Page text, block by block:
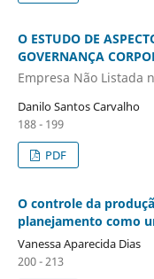
O ESTUDO DE
GOVERNANÇA
Empresa Não Listada
Danilo Santos Carvalho
188 - 199
PDF
O controle da
planejamento como
Vanessa Aparecida Dias
200 - 213